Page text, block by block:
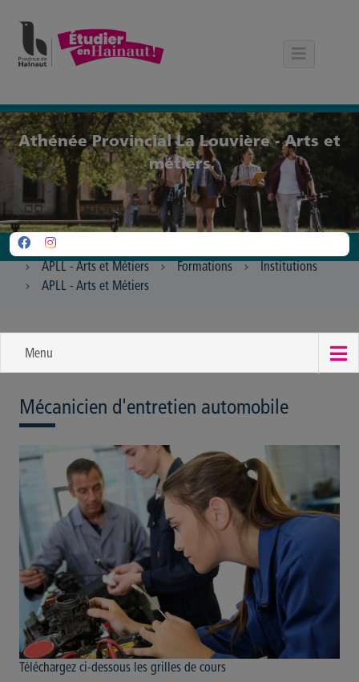
Athénée Provincial La Louvière - Arts et
métiers
APLL - Arts et Métiers Formations
Institutions
APLL - Arts et Métiers
Menu
Mécanicien d'entretien automobile
Téléchargez ci-dessous les grilles de cours